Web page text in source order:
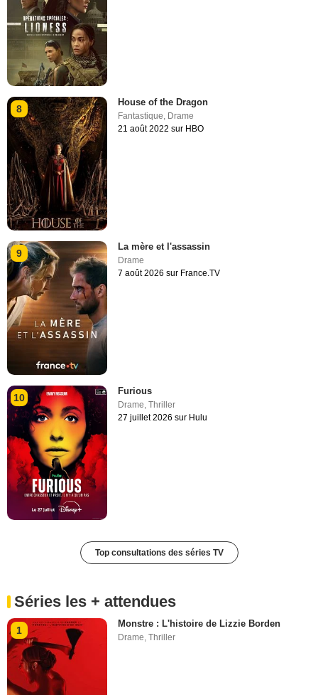
8
House of the Dragon
Fantastique Drame
21 août 2022 sur HBO
9
La mère et l'assassin
Drame
7 août 2026 sur France.TV
10
Furious
Drame,Thriller
27 juillet 2026 sur Hulu
Top consultations des séries TV
Séries les + attendues
1
Monstre : L'histoire de Lizzie Borden
Drame ,Thriller